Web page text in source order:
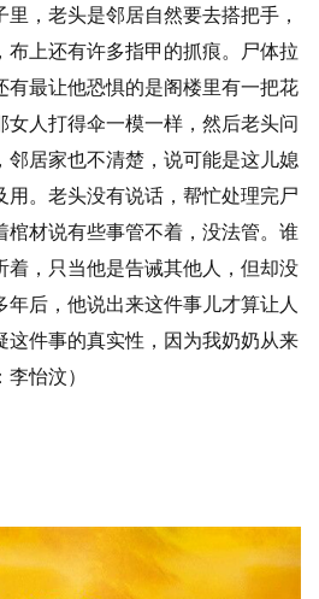
，老头是邻居自然要去搭把手，
布上还有许多指甲的抓痕。尸体拉
有最让他恐惧的是阁楼里有一把花
女人打得伞一模一样，然后老头问
邻居家也不清楚，说可能是这儿媳
用。老头没有说话，帮忙处理完尸
棺材说有些事管不着，没法管。谁
着，只当他是告诫其他人，但却没
后，他说出来这件事儿才算让人
这件事的真实性，因为我奶奶从来
怡汶）